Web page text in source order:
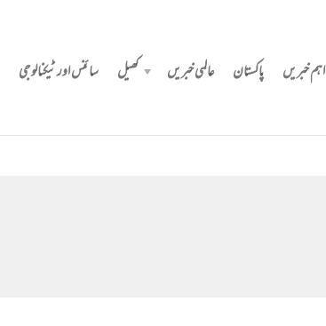
اہم خبریں پاکستان عالمی خبریں کھیل سائنس اور ٹیکنالوجی